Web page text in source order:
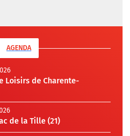
AGENDA
Loisirs de Charente-
de la Tille (21)